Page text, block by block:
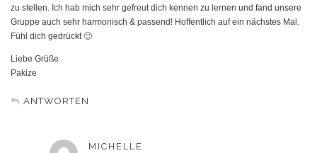
zu stellen. Ich hab mich sehr gefreut dich kennen zu lernen und fand unsere
Gruppe auch sehr harmonisch & passend! Hoffentlich auf ein nächstes Mal.
Fühl dich gedrückt 🙂
Liebe Grüße
Pakize
ANTWORTEN
MICHELLE